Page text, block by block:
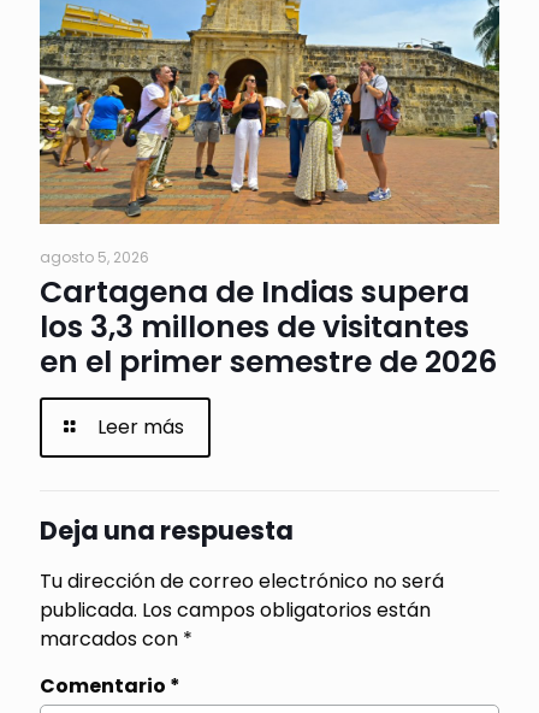
agosto 5, 2026
Cartagena de Indias supera
los 3,3 millones de visitantes
en el primer semestre de 2026
Leer más
Deja una respuesta
Tu dirección de correo electrónico no será
publicada. Los campos obligatorios están
marcados con *
Comentario *